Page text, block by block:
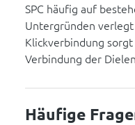
SPC häufig auf
Untergründen
Klickverbindung
Verbindung der
Häufige